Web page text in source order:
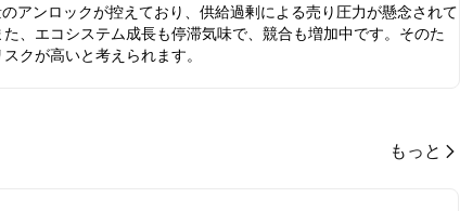
のアンロックが控えており、供給過剰による売り圧力が懸念されて
た、エコシステム成長も停滞気味で、競合も増加中です。そのた
クが高いと考えられます。
もっと